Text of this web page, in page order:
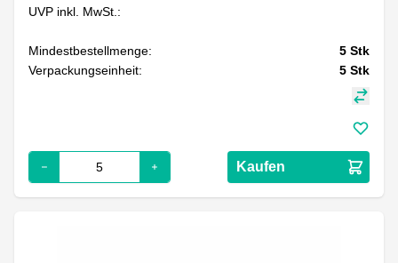
UVP inkl. MwSt.:
Mindestbestellmenge: 5 Stk
Verpackungseinheit:
5 Stk
Kaufen